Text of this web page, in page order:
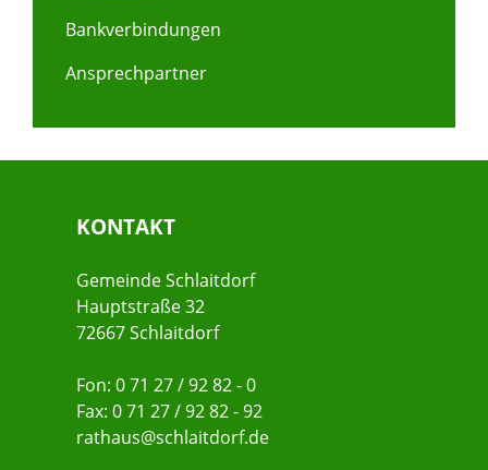
Bankverbindungen
Ansprechpartner
KONTAKT
Gemeinde Schlaitdorf
Hauptstraße 32
72667 Schlaitdorf
Fon: 0 71 27 / 92 82 - 0
Fax: 0 71 27 / 92 82 - 92
rathaus@schlaitdorf.de